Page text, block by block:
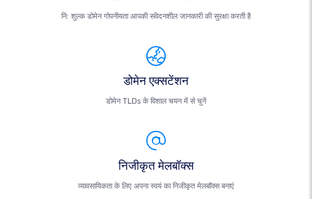
नि: शुल्क डोमेन गोपनीयता आपकी संवेदनशील जानकारी की सुरक्षा करती है
डोमेन एक्सटेंशन
डोमेन TLDs के विशाल चयन में से चुनें
निजीकृत मेलबॉक्स
व्यावसायिकता के लिए अपना स्वयं का निजीकृत मेलबॉक्स बनाएं